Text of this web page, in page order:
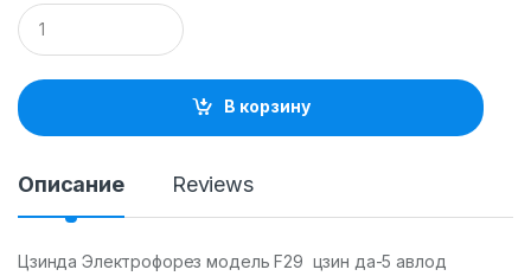
Q
u
a
t
i
В корзину
Описание Reviews
Цзинда Электрофорез модель F29 цзин да-5 авлод